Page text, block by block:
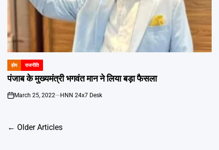
POSTED
IN
होम राजनीति
पंजाब के मुख्यमंत्री भगवंत मान ने लिया बड़ा फैसला
on
March 25, 2022 HNN 24x7 Desk
Posts
← Older Articles